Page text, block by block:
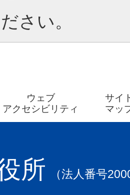
さい。
ウェブ
アクセシビリティ
サイ
マッ
所 （法人番号